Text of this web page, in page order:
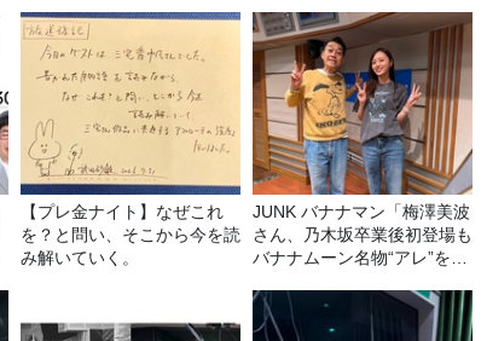
【プレ金ナイト】なぜこれ
を？と問い、そこから今を読
み解いていく。
JUNK バナナマン「梅澤美波
さん、乃木坂卒業後初登場も
バナナムーン名物“アレ”を喰